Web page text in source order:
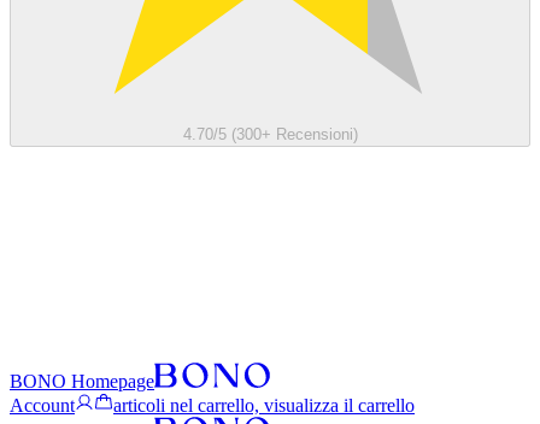
4.70/5 (300+ Recensioni)
BONO Homepage
Account
articoli nel carrello, visualizza il carrello